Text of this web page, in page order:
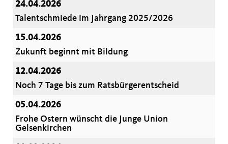
24.04.2026
Talentschmiede im Jahrgang 2025/2026
15.04.2026
Zukunft beginnt mit Bildung
12.04.2026
Noch 7 Tage bis zum Ratsbürgerentscheid
05.04.2026
Frohe Ostern wünscht die Junge Union
Gelsenkirchen